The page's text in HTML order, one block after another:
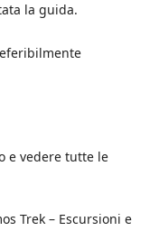
la guida.
e vedere tutte le
Trek – Escursioni e